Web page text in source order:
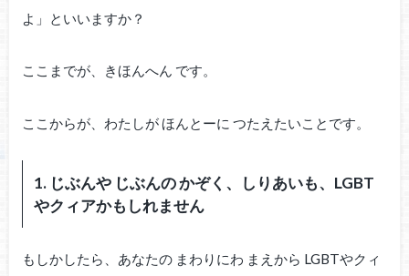
よ」といいますか？
ここまでが、きほんへん です。
ここからが、わたしが ほんとーに つたえたいことです。
1. じぶんや じぶんの かぞく、しりあいも、LGBT
やクィアかもしれません
もしかしたら、あなたの まわりにわ まえから LGBTやクィ